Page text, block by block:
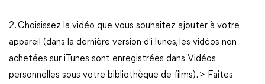
2. Choisissez la vidéo que vous souhaitez ajouter à votre
appareil (dans la dernière version d'iTunes, les vidéos non
achetées sur iTunes sont enregistrées dans Vidéos
personnelles sous votre bibliothèque de films). > Faites